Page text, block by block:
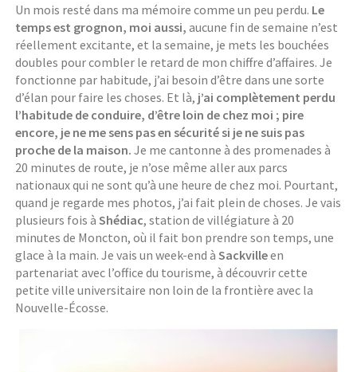
Un mois resté dans ma mémoire comme un peu perdu. Le
temps est grognon, moi aussi, aucune fin de semaine n’est
réellement excitante, et la semaine, je mets les bouchées
doubles pour combler le retard de mon chiffre d’affaires. Je
fonctionne par habitude, j’ai besoin d’être dans une sorte
d’élan pour faire les choses. Et là, j’ai complètement perdu
l’habitude de conduire, d’être loin de chez moi ; pire
encore, je ne me sens pas en sécurité si je ne suis pas
proche de la maison. Je me cantonne à des promenades à
20 minutes de route, je n’ose même aller aux parcs
nationaux qui ne sont qu’à une heure de chez moi. Pourtant,
quand je regarde mes photos, j’ai fait plein de choses. Je vais
plusieurs fois àShédiac, station de villégiature à 20
minutes de Moncton, où il fait bon prendre son temps, une
glace à la main. Je vais un week-end àSackvilleen
partenariat avec l’office du tourisme, à découvrir cette
petite ville universitaire non loin de la frontière avec la
Nouvelle-Écosse.